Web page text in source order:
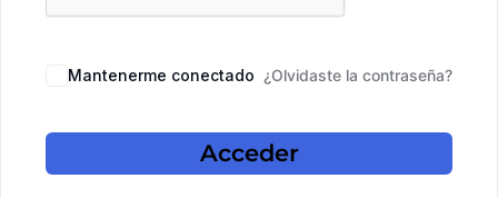
Mantenerme conectado ¿Olvidaste la contraseña?
Acceder